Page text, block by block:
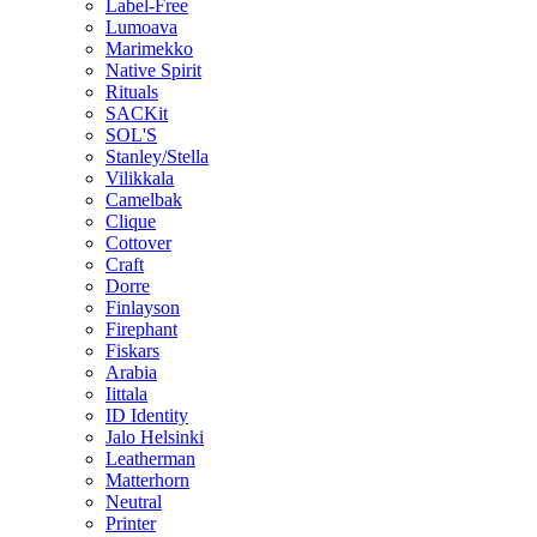
Label-Free
Lumoava
Marimekko
Native Spirit
Rituals
SACKit
SOL'S
Stanley/Stella
Vilikkala
Camelbak
Clique
Cottover
Craft
Dorre
Finlayson
Firephant
Fiskars
Arabia
Iittala
ID Identity
Jalo Helsinki
Leatherman
Matterhorn
Neutral
Printer